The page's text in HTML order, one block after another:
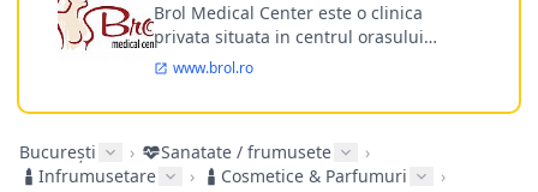
Brol Medical Center este o clinica
privata situata in centrul orasului
Timisoara avand o experienta de
Incepand din anul 2009 clinica isi
ultramodern.
www.brol.ro
București › Sanatate / frumusete
›
Infrumusetare
› Cosmetice & Parfumuri
›